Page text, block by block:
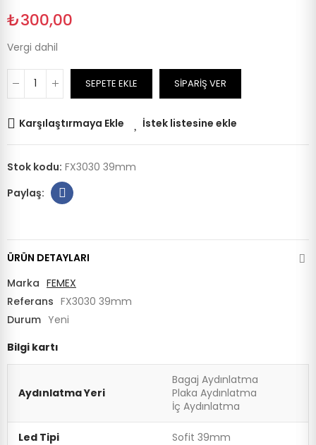
₺300,00
Vergi dahil
SEPETE EKLE SIPARIŞ VER
Karşılaştırmaya Ekle İstek listesine ekle
Stok kodu: FX3030 39mm
ÜRÜN DETAYLARI
Marka FEMEX
Referans FX3030 39mm
Durum Yeni
Bilgi kartı
Aydınlatma Yeri
Bagaj Aydınlatma
Plaka Aydınlatma
İç Aydınlatma
Led Tipi Sofit 39mm